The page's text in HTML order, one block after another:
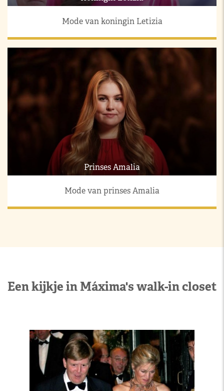
Mode van koningin Letizia
Prinses Amalia
Mode van prinses Amalia
Een kijkje in Máxima's walk-in closet